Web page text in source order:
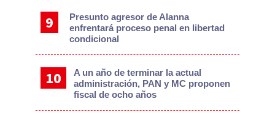
Presunto agresor de Alanna
enfrentará proceso penal en libertad
condicional
A un año de terminar la actual
administración, PAN y MC proponen
fiscal de ocho años